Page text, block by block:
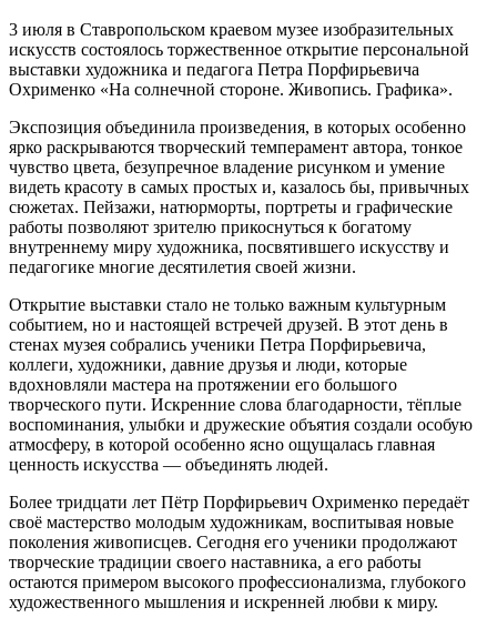
3 июля в Ставропольском краевом музее изобразительных
искусств состоялось торжественное открытие персональной
выставки художника и педагога Петра Порфирьевича
Охрименко «На солнечной стороне. Живопись. Графика».
Экспозиция объединила произведения, в которых особенно
ярко раскрываются творческий темперамент автора, тонкое
чувство цвета, безупречное владение рисунком и умение
видеть красоту в самых простых и, казалось бы, привычных
сюжетах. Пейзажи, натюрморты, портреты и графические
работы позволяют зрителю прикоснуться к богатому
внутреннему миру художника, посвятившего искусству и
педагогике многие десятилетия своей жизни.
Открытие выставки стало не только важным культурным
событием, но и настоящей встречей друзей. В этот день в
стенах музея собрались ученики Петра Порфирьевича,
коллеги, художники, давние друзья и люди, которые
вдохновляли мастера на протяжении его большого
творческого пути. Искренние слова благодарности, тёплые
воспоминания, улыбки и дружеские объятия создали особую
атмосферу, в которой особенно ясно ощущалась главная
ценность искусства — объединять людей.
Более тридцати лет Пётр Порфирьевич Охрименко передаёт
своё мастерство молодым художникам, воспитывая новые
поколения живописцев. Сегодня его ученики продолжают
творческие традиции своего наставника, а его работы
остаются примером высокого профессионализма, глубокого
художественного мышления и искренней любви к миру.